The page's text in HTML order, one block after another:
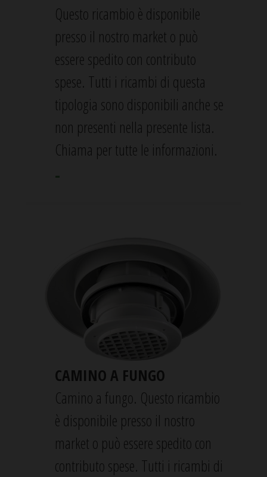
Questo ricambio è disponibile
presso il nostro market o può
essere spedito con contributo
spese. Tutti i ricambi di questa
tipologia sono disponibili anche se
non presenti nella presente lista.
Chiama per tutte le informazioni.
-
CAMINO A FUNGO
Camino a fungo. Questo ricambio
è disponibile presso il nostro
market o può essere spedito con
contributo spese. Tutti i ricambi di